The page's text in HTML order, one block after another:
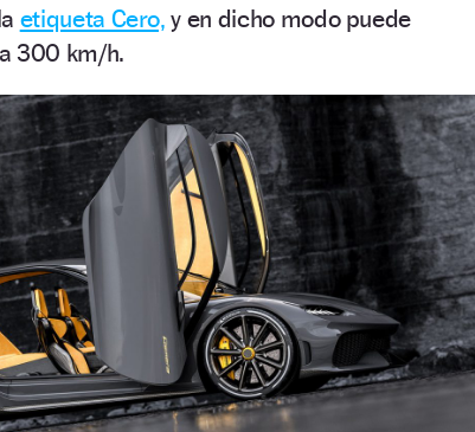
etiqueta Cero, y en dicho modo puede
300 km/h.